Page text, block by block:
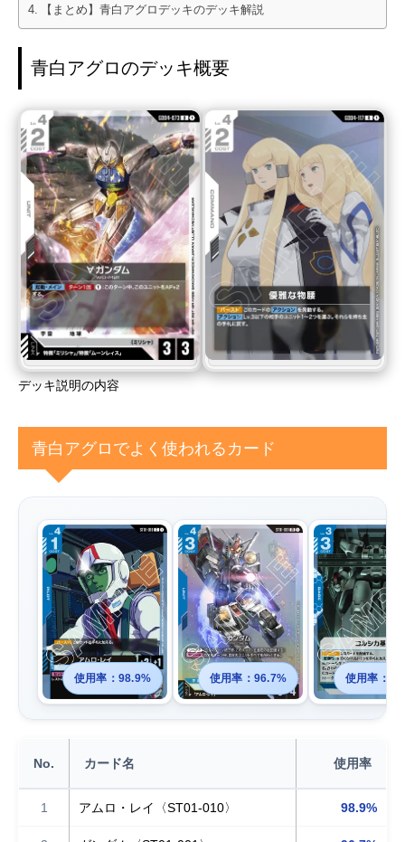
【まとめ】青白アグロデッキのデッキ解説
青白アグロのデッキ概要
デッキ説明の内容
青白アグロでよく使われるカード
使用率：98.9% 使用率：96.7% 使用率：
No. カード名 使用率
1 アムロ・レイ〈ST01-010〉 98.9%